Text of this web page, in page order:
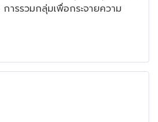
ารรวมกลุ่มเพื่อกระจายความ